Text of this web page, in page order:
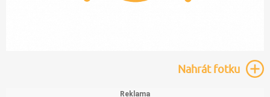
Nahrátfotku